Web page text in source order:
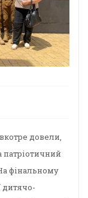
довели,
патріотичний
фінальному
дитячо-